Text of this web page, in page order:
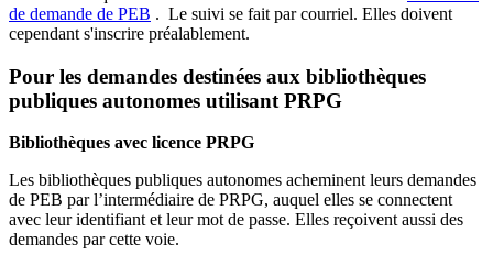
de demande de PEB . Le suivi se fait par courriel. Elles doivent
cependant s'inscrire préalablement.
Pour les demandes destinées aux bibliothèques
publiques autonomes utilisant PRPG
Bibliothèques avec licence PRPG
Les bibliothèques publiques autonomes acheminent leurs demandes
de PEB par l’intermédiaire de PRPG, auquel elles se connectent
avec leur identifiant et leur mot de passe. Elles reçoivent aussi des
demandes par cette voie.